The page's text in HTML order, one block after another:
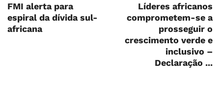
FMI alerta para
espiral da dívida sul-
africana
Líderes africanos
comprometem-se a
prosseguir o
crescimento verde e
inclusivo –
Declaração ...